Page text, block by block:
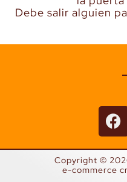
Debe salir alguien
F
a
c
e
b
Copyright ©
e-commerce